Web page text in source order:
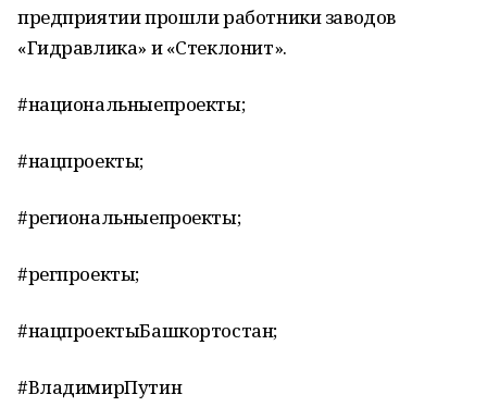
предприятии прошли работники заводов
«Гидравлика» и «Стеклонит».
#национальныепроекты;
#нацпроекты;
#региональныепроекты;
#регпроекты;
#нацпроектыБашкортостан;
#ВладимирПутин